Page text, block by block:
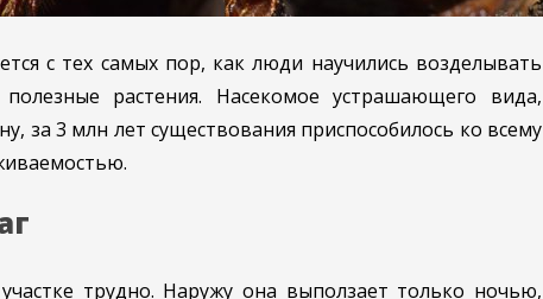
с тех самых пор, как люди научились возделывать
растения. Насекомое устрашающего вида,
за 3 млн лет существования приспособилось ко всему
трудно. Наружу она выползает только ночью,